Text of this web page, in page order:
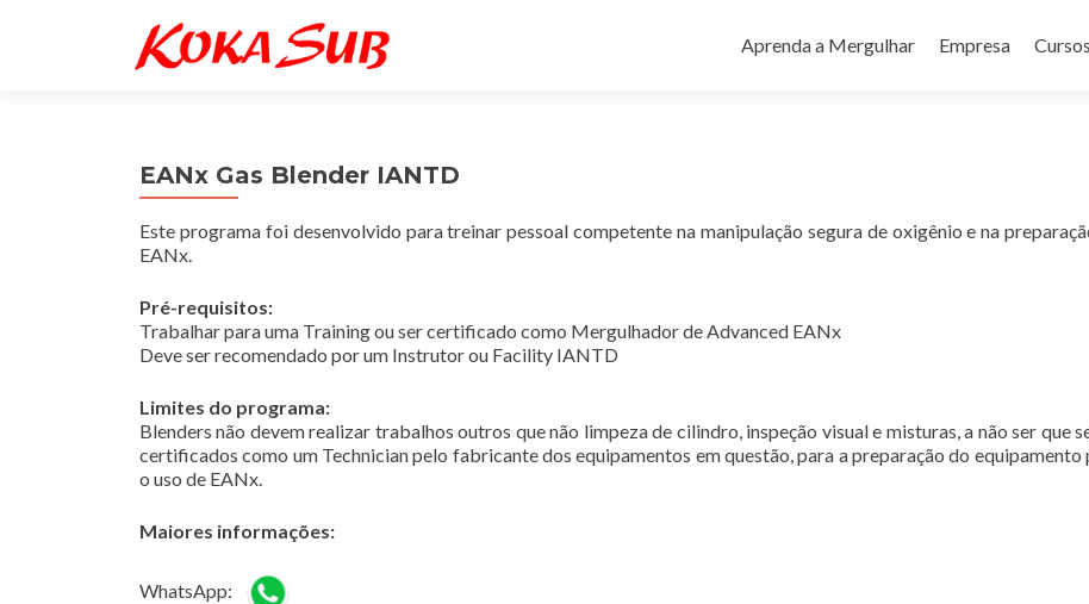
para
Aprenda a Mergulhar Empresa Cursos
EANx Gas Blender IANTD
Este programa foi desenvolvido para treinar pessoal competente na manipulação segura de oxigênio e na
EANx.
Pré-requisitos:
Trabalhar para uma Training ou ser certificado como Mergulhador de Advanced EANx
Deve ser recomendado por um Instrutor ou Facility IANTD
Limites do programa:
Blenders não devem realizar trabalhos outros que não limpeza de cilindro, inspeção visual e misturas, a não ser que
certificados como um Technician pelo fabricante dos equipamentos em questão, para a preparação do equipamento
o uso de EANx.
Maiores informações:
WhatsApp: